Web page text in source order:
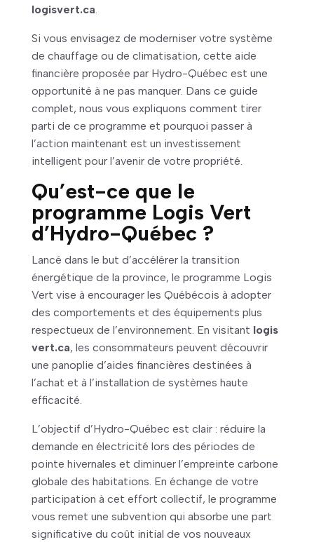
logisvert.ca.
Si vous envisagez de moderniser votre système
de chauffage ou de climatisation, cette aide
financière proposée par Hydro-Québec est une
opportunité à ne pas manquer. Dans ce guide
complet, nous vous expliquons comment tirer
parti de ce programme et pourquoi passer à
l’action maintenant est un investissement
intelligent pour l’avenir de votre propriété.
Qu’est-ce que le
programme Logis Vert
d’Hydro-Québec ?
Lancé dans le but d’accélérer la transition
énergétique de la province, le programme Logis
Vert vise à encourager les Québécois à adopter
des comportements et des équipements plus
respectueux de l’environnement. En visitant logis
vert.ca, les consommateurs peuvent découvrir
une panoplie d’aides financières destinées à
l’achat et à l’installation de systèmes haute
efficacité.
L’objectif d’Hydro-Québec est clair : réduire la
demande en électricité lors des périodes de
pointe hivernales et diminuer l’empreinte carbone
globale des habitations. En échange de votre
participation à cet effort collectif, le programme
vous remet une subvention qui absorbe une part
significative du coût initial de vos nouveaux